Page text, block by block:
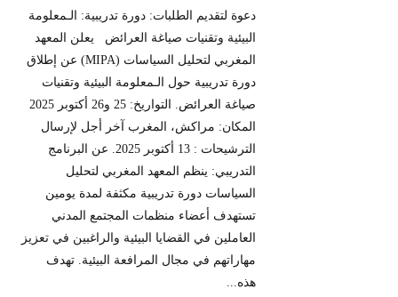
دعوة لتقديم الطلبات: دورة تدريبية: الـمعلومة
البيئية وتقنيات صياغة العرائض يعلن المعهد
المغربي لتحليل السياسات (MIPA) عن إطلاق
دورة تدريبية حول الـمعلومة البيئية وتقنيات
صياغة العرائض. التواريخ: 25 و26 أكتوبر 2025
المكان: مراكش، المغرب آخر أجل لإرسال
الترشيحات : 13 أكتوبر 2025. عن البرنامج
التدريبي: ينظم المعهد المغربي لتحليل
السياسات دورة تدريبية مكثفة لمدة يومين
تستهدف أعضاء منظمات المجتمع المدني
العاملين في القضايا البيئية والراغبين في تعزيز
مهاراتهم في مجال المرافعة البيئية. تهدف
هذه...